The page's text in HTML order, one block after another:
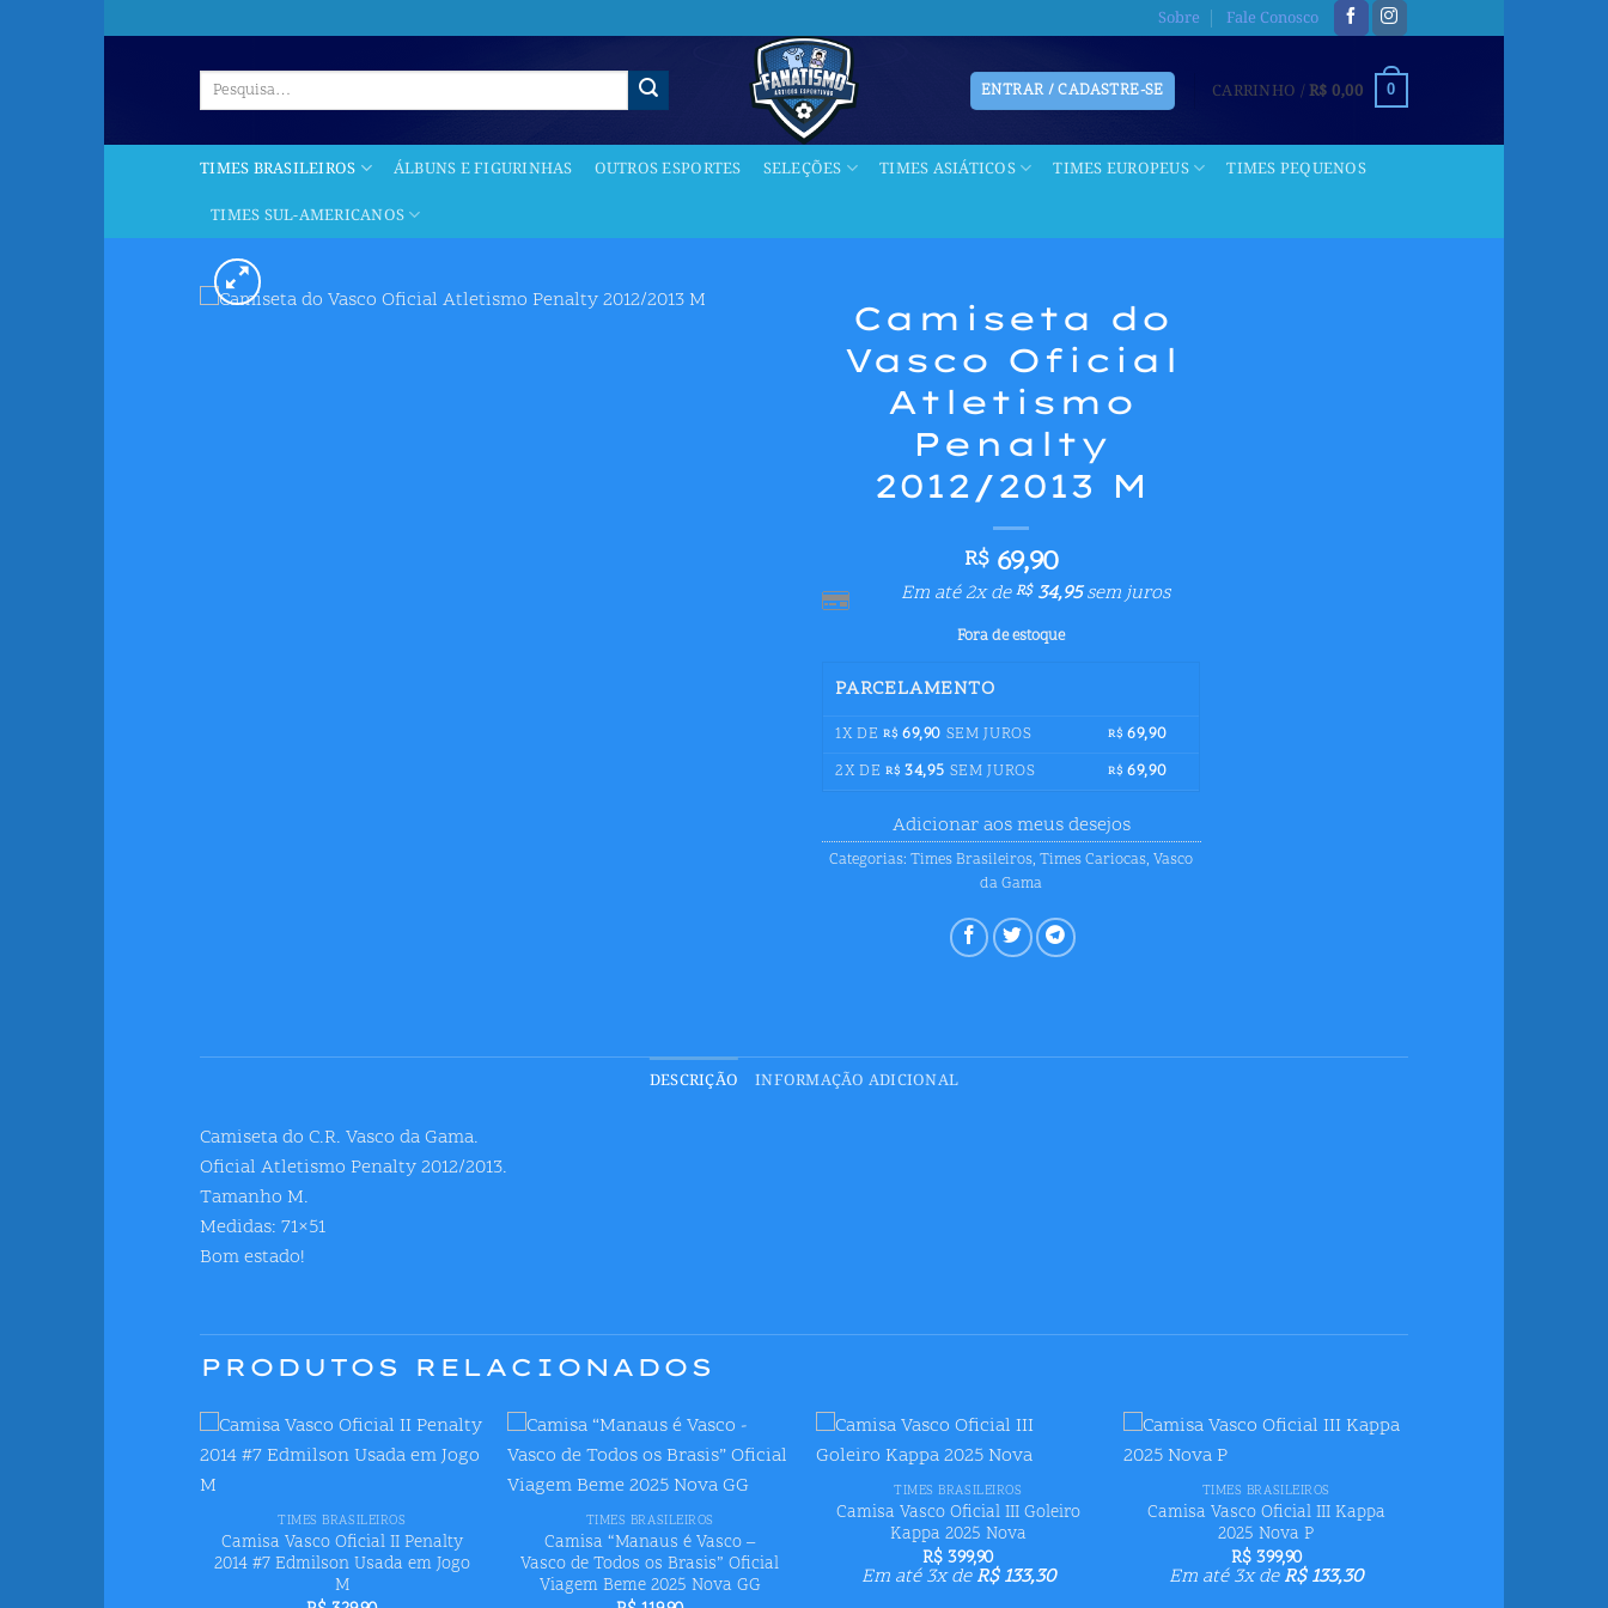
to
Sobre Fale Conosco
Pesquisar
ENTRAR / CADASTRE-SE CARRINHO /R$ 0,00 0
TIMES BRASILEIROS ÁLBUNS E FIGURINHAS OUTROS ESPORTES SELEÇÕES TIMES ASIÁTICOS TIMES EUROPEUS
TIMES PEQUENOS
TIMES SUL-AMERICANOS
Camiseta do
Vasco Oficial
Atletismo
Penalty
2012/2013 M
R$69,90
Em até 2x deR$34,95sem juros
Fora de estoque
PARCELAMENTO
1X DE R$ 69,90 SEM JUROS R$ 69,90
2X DE R$ 34,95 SEM JUROS R$ 69,90
Adicionar aos meus desejos
Categorias:Times Brasileiros,Times Cariocas,Vasco
da Gama
DESCRIÇÃO INFORMAÇÃO ADICIONAL
Camiseta do C.R. Vasco da Gama.
Oficial Atletismo Penalty 2012/2013.
Tamanho M.
Medidas: 71×51
Bom estado!
PRODUTOS RELACIONADOS
TIMES BRASILEIROS
Camisa Vasco Oficial II Penalty
2014 #7 Edmilson Usada em Jogo
M
Adicionar
aos meus
TIMES BRASILEIROS
Camisa “Manaus é Vasco –
Vasco de Todos os Brasis” Oficial
Viagem Beme 2025 Nova GG
desejos
TIMES BRASILEIROS
Camisa Vasco Oficial III Goleiro
Kappa 2025 Nova
R$ 399,90
Em até 3x deR$133,30
desejos
+
TIMES BRASILEIROS
Camisa Vasco Oficial III Kappa
2025 Nova P
R$399,90
Em até 3x deR$133,30